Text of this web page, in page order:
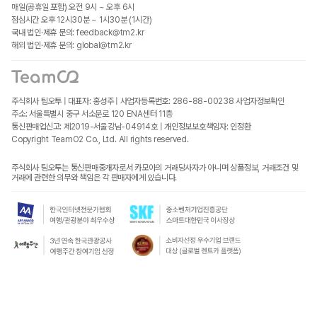
매일(공휴일 포함) 오전 9시 ~ 오후 6시
점심시간 오후 12시30분 ~ 1시30분 (1시간)
국내 법인·제휴 문의: feedback@tm2.kr
해외 법인·제휴 문의: global@tm2.kr
주식회사 팀오투 | 대표자: 홍성주 | 사업자등록번호: 286-88-00238 사업자정보확인
주소: 서울특별시 중구 서소문로 120 ENA센터 11층
통신판매업신고: 제2019-서울강남-04914호 | 개인정보보호책임자: 인정환
Copyright TeamO2 Co., Ltd. All rights reserved.
주식회사 팀오투는 통신판매중개자로서 카모아의 거래당사자가 아니며 상품정보, 거래조건 및
거래에 관련한 의무와 책임은 각 판매자에게 있습니다.